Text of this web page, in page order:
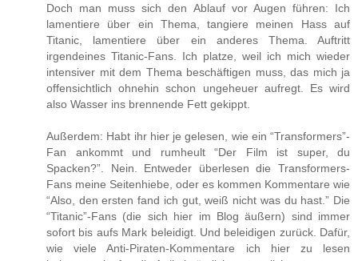
Doch man muss sich den Ablauf vor Augen führen: Ich
lamentiere über ein Thema, tangiere meinen Hass auf
Titanic, lamentiere über ein anderes Thema. Auftritt
irgendeines Titanic-Fans. Ich platze, weil ich mich wieder
intensiver mit dem Thema beschäftigen muss, das mich ja
offensichtlich ohnehin schon ungeheuer aufregt. Es wird
also Wasser ins brennende Fett gekippt.
Außerdem: Habt ihr hier je gelesen, wie ein “Transformers”-
Fan ankommt und rumheult “Der Film ist super, du
Spacken?”. Nein. Entweder überlesen die Transformers-
Fans meine Seitenhiebe, oder es kommen Kommentare wie
“Also, den ersten fand ich gut, weiß nicht was du hast.” Die
“Titanic”-Fans (die sich hier im Blog äußern) sind immer
sofort bis aufs Mark beleidigt. Und beleidigen zurück. Dafür,
wie viele Anti-Piraten-Kommentare ich hier zu lesen